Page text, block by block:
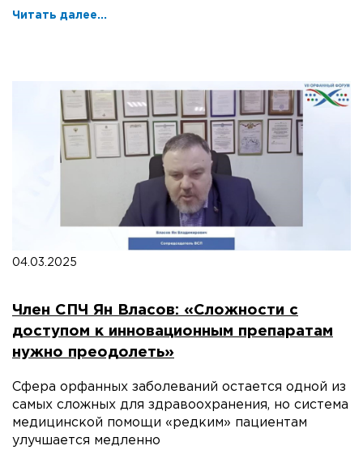
Читать далее...
04.03.2025
Член СПЧ Ян Власов: «Сложности с
доступом к инновационным препаратам
нужно преодолеть»
Сфера орфанных заболеваний остается одной из
самых сложных для здравоохранения, но система
медицинской помощи «редким» пациентам
улучшается медленно